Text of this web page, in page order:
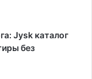
Jysk каталог
без